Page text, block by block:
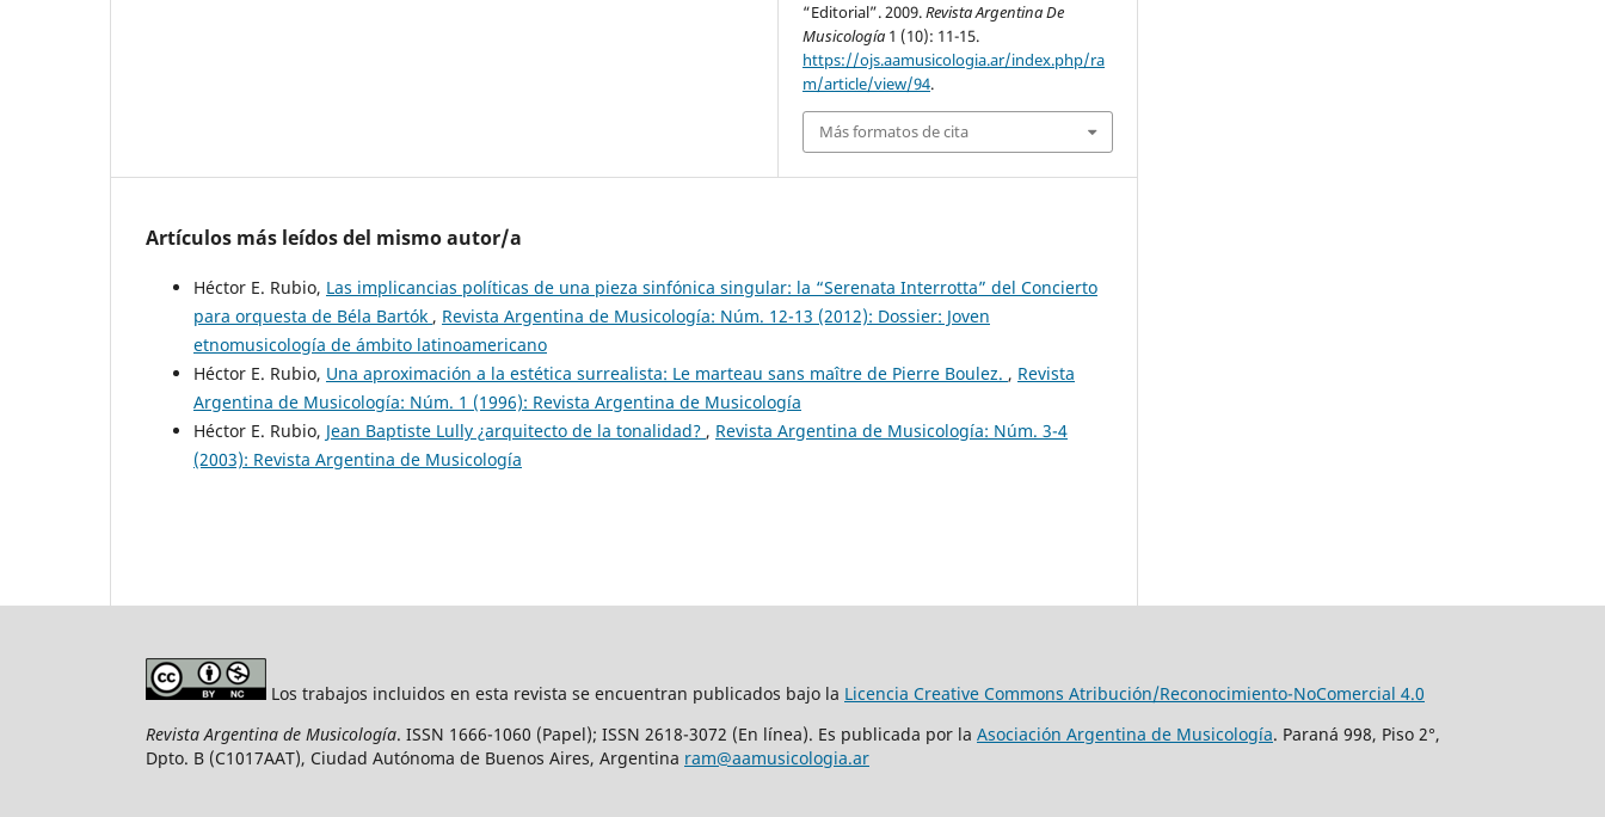
“Editorial”. 2009.Revista Argentina De
Musicología 1 (10): 11-15.
https://ojs.aamusicologia.ar/index.php/ra
m/article/view/94.
Más formatos de cita
Artículos más leídos del mismo autor/a
Héctor E. Rubio, Las implicancias políticas de una pieza sinfónica singular: la “Serenata Interrotta” del Concierto
para orquesta de Béla Bartók , Revista Argentina de Musicología: Núm. 12-13 (2012): Dossier: Joven
etnomusicología de ámbito latinoamericano
Héctor E. Rubio, Una aproximación a la estética surrealista: Le marteau sans maître de Pierre Boulez. , Revista
Argentina de Musicología: Núm. 1 (1996): Revista Argentina de Musicología
Héctor E. Rubio, Jean Baptiste Lully ¿arquitecto de la tonalidad? , Revista Argentina de Musicología: Núm. 3-4
(2003): Revista Argentina de Musicología
Los trabajos incluidos en esta revista se encuentran publicados bajo la Licencia Creative Commons Atribución/Reconocimiento-NoComercial 4.0
Revista Argentina de Musicología. ISSN 1666-1060 (Papel); ISSN 2618-3072 (En línea). Es publicada por la Asociación Argentina de Musicología. Paraná 998, Piso 2°,
Dpto. B (C1017AAT), Ciudad Autónoma de Buenos Aires, Argentina ram@aamusicologia.ar